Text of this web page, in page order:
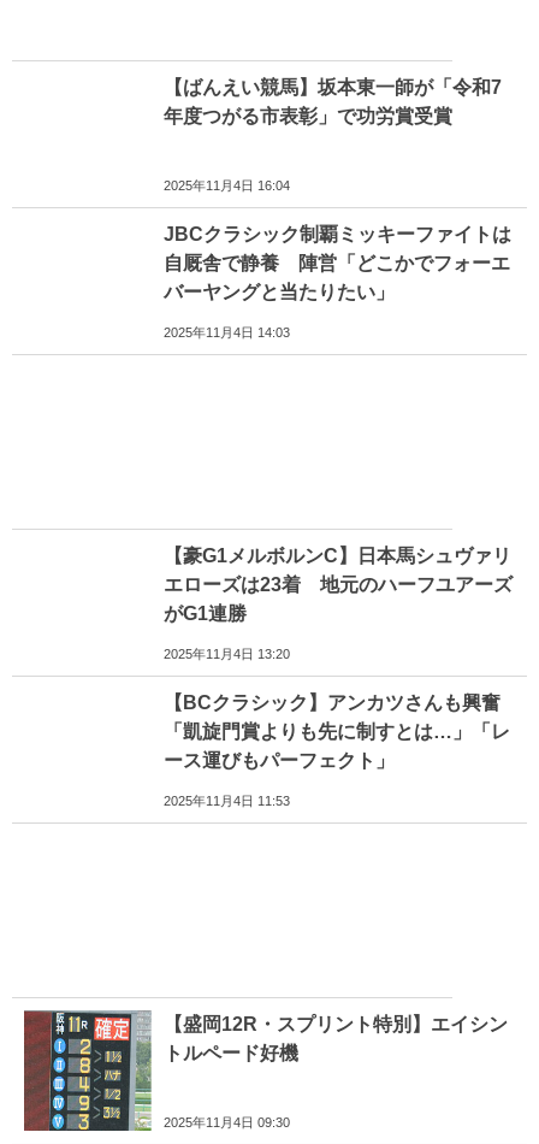
【ばんえい競馬】坂本東一師が「令和7
年度つがる市表彰」で功労賞受賞
2025年11月4日 16:04
JBCクラシック制覇ミッキーファイトは
自厩舎で静養 陣営「どこかでフォーエ
バーヤングと当たりたい」
2025年11月4日 14:03
【豪G1メルボルンC】日本馬シュヴァリ
エローズは23着 地元のハーフユアーズ
がG1連勝
2025年11月4日 13:20
【BCクラシック】アンカツさんも興奮
「凱旋門賞よりも先に制すとは…」「レ
ース運びもパーフェクト」
2025年11月4日 11:53
【盛岡12R・スプリント特別】エイシン
トルペード好機
2025年11月4日 09:30